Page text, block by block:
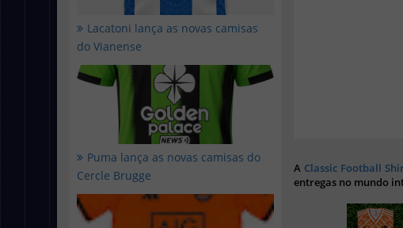
Lacatoni lança as novas camisas
do Vianense
Puma lança as novas camisas do
Cercle Brugge
A Classic Football
entregas no mundo